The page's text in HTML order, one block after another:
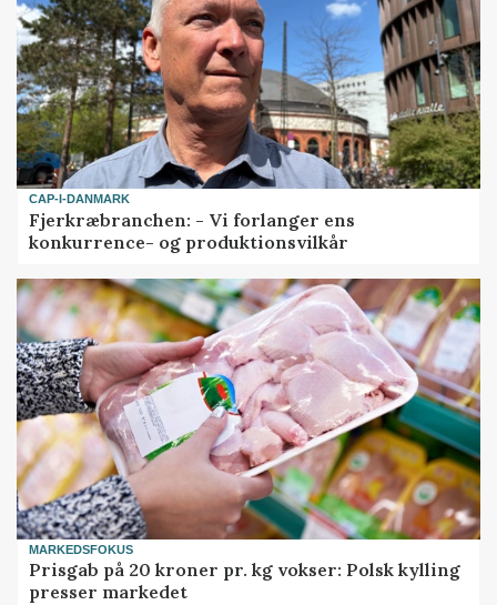
CAP-I-DANMARK
Fjerkræbranchen: - Vi forlanger ens
konkurrence- og produktionsvilkår
MARKEDSFOKUS
Prisgab på 20 kroner pr. kg vokser: Polsk kylling
presser markedet